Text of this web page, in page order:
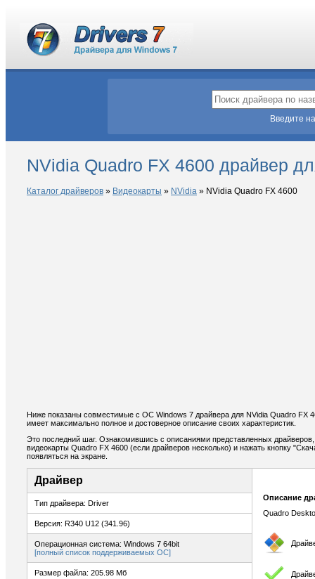
Введите
NVidia Quadro FX 4600 драйвер
Каталог драйверов » Видеокарты » NVidia » NVidia Quadro FX 4600
Ниже показаны совместимые с ОС Windows 7 драйвера для NVidia Quadro FX
имеет максимально полное и достоверное описание своих характеристик.
Это последний шаг. Ознакомившись с описаниями представленных
видеокарты Quadro FX 4600 (если драйверов несколько) и нажать кнопку
появляться на экране.
Драйвер
Тип драйвера: Driver
Версия: R340 U12 (341.96)
Операционная система: Windows 7 64bit
[полный список поддерживаемых ОС]
Размер файла: 205.98 Мб
Описание
Quadro